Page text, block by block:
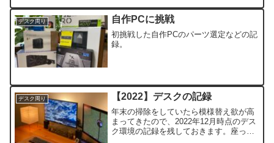
らは部屋全体の模様替えに伴う移動。視
界の一部が壁になってしま...
デスク周り 自作PCに挑戦
初挑戦した自作PCのパーツ選定などの記
録。
デスク周り 【2022】デスクの記録
年末の掃除をしていたら模様替え欲が高
まってきたので、2022年12月時点のデス
ク環境の記録を残しておきます。座った